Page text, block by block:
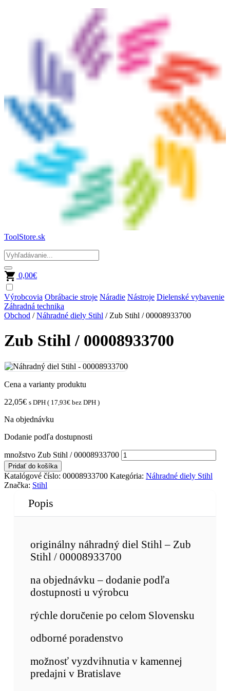
ToolStore.sk
0,00€
Výrobcovia Obrábacie stroje Náradie Nástroje Dielenské vybavenie
Záhradná technika
Obchod /Náhradné diely Stihl / Zub Stihl / 00008933700
Zub Stihl / 00008933700
Cena a varianty produktu
22,05€ s DPH ( 17,93€ bez DPH )
Na objednávku
Dodanie podľa dostupnosti
množstvo Zub Stihl / 00008933700
Pridať do košíka
Katalógové číslo: 00008933700 Kategória: Náhradné diely Stihl
Značka: Stihl
Popis
originálny náhradný diel Stihl – Zub
Stihl / 00008933700
na objednávku – dodanie podľa
dostupnosti u výrobcu
rýchle doručenie po celom Slovensku
odborné poradenstvo
možnosť vyzdvihnutia v kamennej
predajni v Bratislave